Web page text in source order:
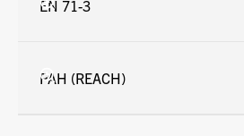
EN 71-3
PAH (REACH)